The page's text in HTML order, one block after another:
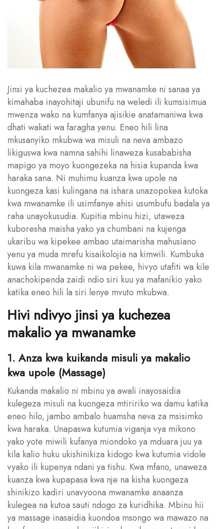
Jinsi ya kuchezea makalio ya mwanamke ni sanaa ya
kimahaba inayohitaji ubunifu na weledi ili kumsisimua
mwenza wako na kumfanya ajisikie anatamaniwa kwa
dhati wakati wa faragha yenu. Eneo hili lina
mkusanyiko mkubwa wa misuli na neva ambazo
likiguswa kwa namna sahihi linaweza kusababisha
mapigo ya moyo kuongezeka na hisia kupanda kwa
haraka sana. Ni muhimu kuanza kwa upole na
kuongeza kasi kulingana na ishara unazopokea kutoka
kwa mwanamke ili usimfanye ahisi usumbufu badala ya
raha unayokusudia. Kupitia mbinu hizi, utaweza
kuboresha maisha yako ya chumbani na kujenga
ukaribu wa kipekee ambao utaimarisha mahusiano
yenu ya muda mrefu kisaikolojia na kimwili. Kumbuka
kuwa kila mwanamke ni wa pekee, hivyo utafiti wa kile
anachokipenda zaidi ndio siri kuu ya mafanikio yako
katika eneo hili la siri lenye mvuto mkubwa.
Hivi ndivyo jinsi ya kuchezea
makalio ya mwanamke
1. Anza kwa kuikanda misuli ya makalio
kwa upole (Massage)
Kukanda makalio ni mbinu ya awali inayosaidia
kulegeza misuli na kuongeza mtiririko wa damu katika
eneo hilo, jambo ambalo huamsha neva za msisimko
kwa haraka. Unapaswa kutumia viganja vya mikono
yako yote miwili kufanya miondoko ya mduara juu ya
kila kalio huku ukishinikiza kidogo kwa kutumia vidole
vyako ili kupenya ndani ya tishu. Kwa mfano, unaweza
kuanza kwa kupapasa kwa nje na kisha kuongeza
shinikizo kadiri unavyoona mwanamke anaanza
kulegea na kutoa sauti ndogo za kuridhika. Mbinu hii
ya massage inasaidia kuondoa msongo wa mawazo na